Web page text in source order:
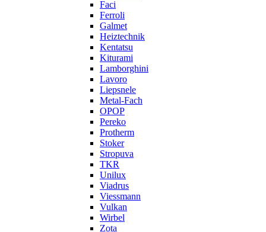
Faci
Ferroli
Galmet
Heiztechnik
Kentatsu
Kiturami
Lamborghini
Lavoro
Liepsnele
Metal-Fach
OPOP
Pereko
Protherm
Stoker
Stropuva
TKR
Unilux
Viadrus
Viessmann
Vulkan
Wirbel
Zota